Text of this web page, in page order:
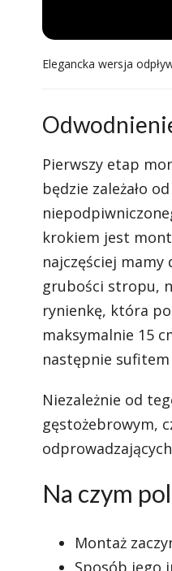
Elegancka wersja
Pierwszy etap
będzie zależało
krokiem jest
najczęściej
grubości stropu,
rynienkę, która
maksymalnie 15
następnie
Niezależnie od
gęstożebrowym,
Na czym
Montaż
Sposób jego